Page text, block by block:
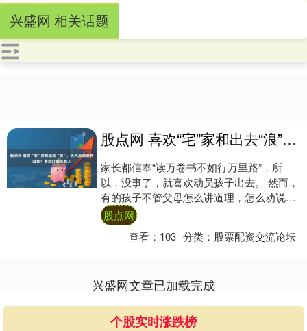
兴盛网 相关话题
股点网 喜欢“宅”家和出去“浪”，长大后谁更有出息？事实打脸无数人
家长都信奉“读万卷书不如行万里路”，所
以，没事了，就喜欢动员孩子出去。 然而，
有的孩子不管父母怎么讲道理，怎么劝说，
甚至哄，也都没用，他们就是不愿意出去，
就喜欢....
股点网
查看： 103 分类： 股票配资交流论坛
兴盛网文章已加载完成
个股实时涨跌榜